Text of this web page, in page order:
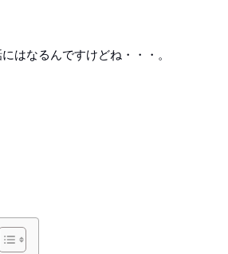
はなるんですけどね・・・。